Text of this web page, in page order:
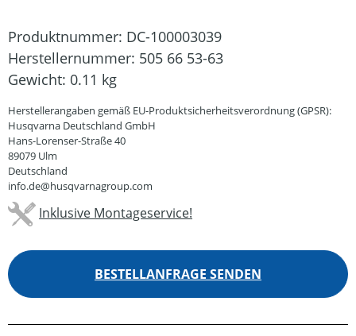
Produktnummer: DC-100003039
Herstellernummer: 505 66 53-63
Gewicht: 0.11 kg
Herstellerangaben gemäß EU-Produktsicherheitsverordnung (GPSR):
Husqvarna Deutschland GmbH
Hans-Lorenser-Straße 40
89079 Ulm
Deutschland
info.de@husqvarnagroup.com
Inklusive Montageservice!
BESTELLANFRAGE SENDEN